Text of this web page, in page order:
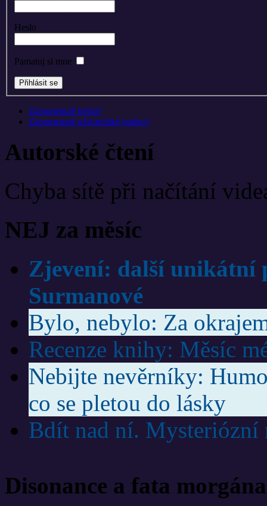
Heslo
Pamatuj si mne
Zapomenuté heslo?
Zapomenuté uživatelské jméno?
Autorské čtení
Chyba sítě při načítání
NEJ za měsíc
Zjevení: další unikátní
Surmanové
Bylo, nebylo: Za
Recenze knihy: Měsíc
Nebijte nevěrníky:
co se pletou do lásky
Bdít nad ní. Mysteriózní
Disonance a fata morgána